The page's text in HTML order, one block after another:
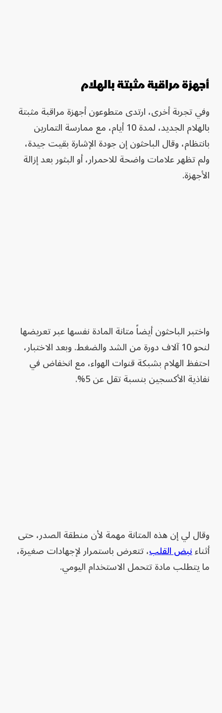
أجهزة مراقبة مثبتة بالهلام
وفي تجربة أخرى، ارتدى متطوعون أجهزة مراقبة مثبتة
بالهلام الجديد، لمدة 10 أيام، مع ممارسة التمارين
بانتظام، وقال الباحثون إن جودة الإشارة بقيت جيدة،
ولم تظهر علامات واضحة للاحمرار، أو البثور بعد إزالة
الأجهزة.
واختبر الباحثون أيضاً متانة المادة نفسها عبر تعريضها
لنحو 10 آلاف دورة من الشد والضغط. وبعد الاختبار،
احتفظ الهلام بشبكة قنوات الهواء، مع انخفاض في
نفاذية الأكسجين بنسبة تقل عن 5%.
وقال لي إن هذه المتانة مهمة لأن منطقة الصدر، حتى
أثناءنبض القلب، تتعرض باستمرار لإجهادات صغيرة،
ما يتطلب مادة تتحمل الاستخدام اليومي.